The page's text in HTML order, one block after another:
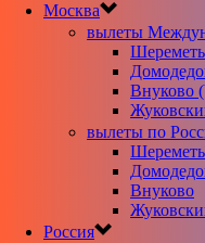
Москва
вылеты
Внуково
вылеты по
Внуково
Россия